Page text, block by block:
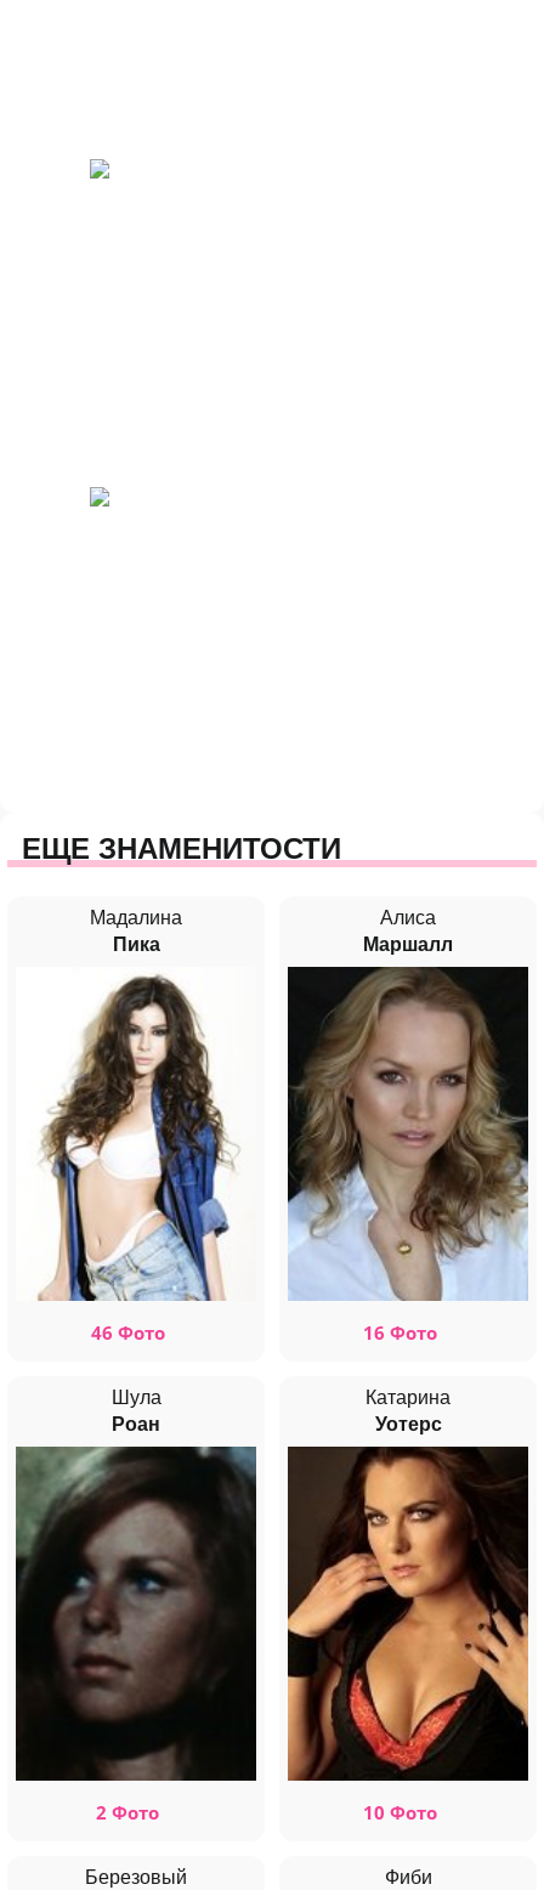
ЕЩЕ ЗНАМЕНИТОСТИ
Мадалина
Пика
46 Фото
Алиса
Маршалл
16 Фото
Шула
Роан
2 Фото
Катарина
Уотерс
10 Фото
Березовый
Фиби